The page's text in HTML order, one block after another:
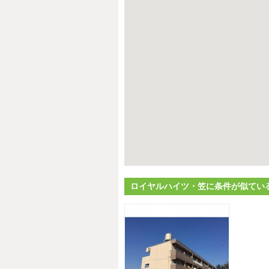
ロイヤルハイツ・笠に条件が似てい